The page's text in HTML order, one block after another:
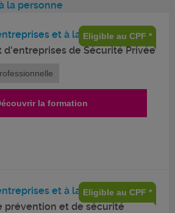
la personne
et à la personne
d'entreprises de Sécurité Privée
Eligible au CPF *
la formation
et à la personne
prévention et de sécurité
Eligible au CPF *